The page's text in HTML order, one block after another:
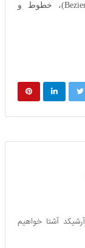
منحنی‌های طبیعی، منحنی‌های بزییر (Bezier Curve)، خطوط و
آشتا خواهیم